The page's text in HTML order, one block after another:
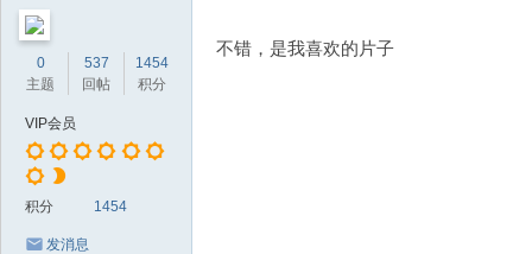
0
主题
537
回帖
1454
积分
VIP会员
积分 1454
发消息
不错，是我喜欢的片子